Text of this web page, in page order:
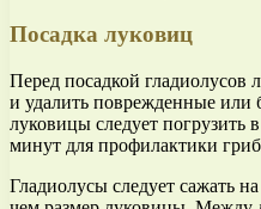
Посадка луковиц
Перед посадкой гладиолусов
и удалить поврежденные или
луковицы следует погрузить
минут для профилактики
Гладиолусы следует сажать